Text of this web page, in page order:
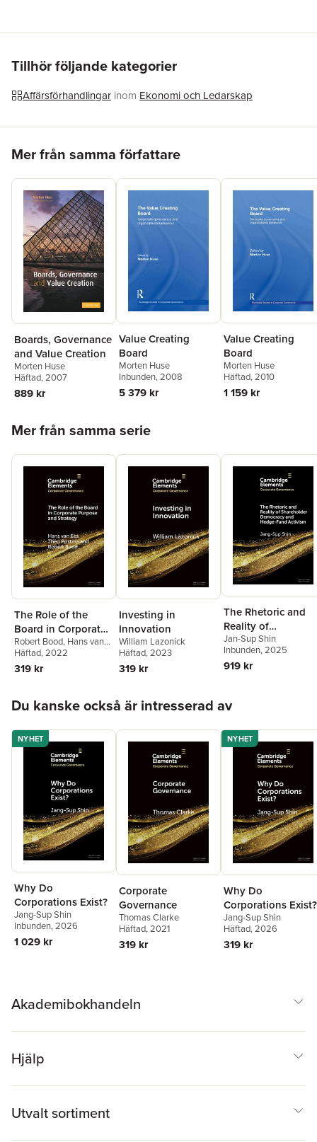
ISBN
9781108463911
Tillhör följande kategorier
Affärsförhandlingar inom Ekonomi och Ledarskap
Mer från samma författare
Boards, Governance
and Value Creation
Morten Huse
Häftad, 2007
889 kr
Value Creating
Board
Morten Huse
Inbunden, 2008
5 379 kr
Value Creating
Board
Morten Huse
Häftad, 2010
1 159 kr
Mer från samma serie
The Role of the
Board in Corporate
Purpose and
Strategy
Robert Bood, Hans van
Ees,Theo Postma
Häftad, 2022
319 kr
Investing in
Innovation
William Lazonick
Häftad, 2023
319 kr
The Rhetoric and
Reality of
Shareholder
Democracy and
Hedge-Fund
Jan-Sup Shin
Inbunden, 2025
919 kr
Du kanske också är intresserad av
NYHET
Why Do
Corporations Exist?
Jang-Sup Shin
Inbunden, 2026
1 029 kr
Corporate
Governance
Thomas Clarke
Häftad, 2021
319 kr
NYHET
Why Do
Corporations Exist?
Jang-Sup Shin
Häftad, 2026
319 kr
Akademibokhandeln
Hjälp
Utvalt sortiment